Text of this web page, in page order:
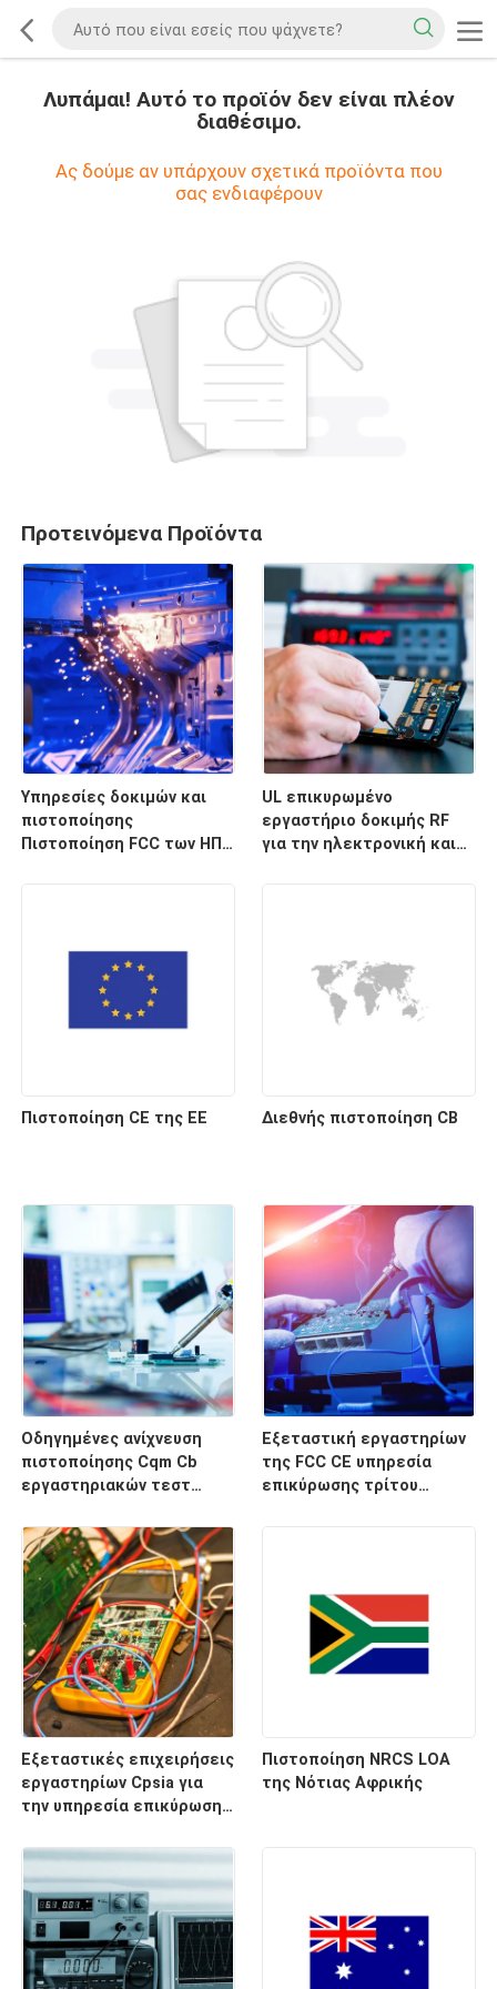
Λυπάμαι! Αυτό το προϊόν δεν είναι πλέον
διαθέσιμο.
Ας δούμε αν υπάρχουν σχετικά προϊόντα που
σας ενδιαφέρουν
Προτεινόμενα Προϊόντα
Υπηρεσίες δοκιμών και
πιστοποίησης
Πιστοποίηση FCC των ΗΠΑ
UL επικυρωμένο
εργαστήριο δοκιμής RF
για την ηλεκτρονική και
Πιστοποίηση CE της ΕΕ Διεθνής πιστοποίηση CB
Οδηγημένες ανίχνευση
πιστοποίησης Cqm Cb
εργαστηριακών τεστ
λαμπτήρων επικέντρων
γρήγορες και υπηρεσία
πιστοποίησης
Εξεταστική εργαστηρίων
της FCC CE υπηρεσία
επικύρωσης τρίτου
Εξεταστικές επιχειρήσεις
εργαστηρίων Cpsia για
την υπηρεσία επικύρωσης
παιχνιδιών παιδιών
Πιστοποίηση NRCS LOA
της Νότιας Αφρικής